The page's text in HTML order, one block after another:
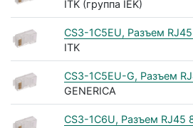
ITK (группа IEK)
CS3-1C5EU, Разъем
ITK
CS3-1C5EU-G, Разъем
GENERICA
CS3-1C6U, Разъем RJ45